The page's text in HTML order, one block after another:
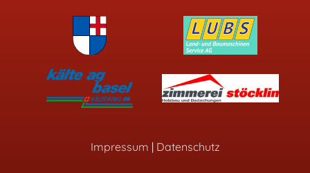
Impressum | Datenschutz